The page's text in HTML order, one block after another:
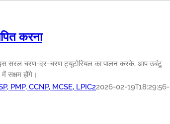
करना
इस सरल चरण-दर-चरण ट्यूटोरियल का पालन करके, आप उबंटू
सक्षम होंगे।
PMP, CCNP, MCSE, LPIC22026-02-19T18:29:56-